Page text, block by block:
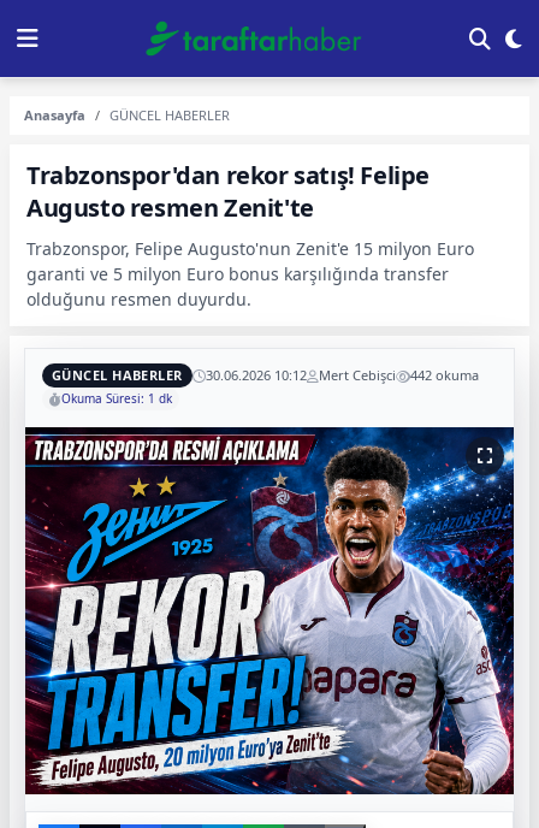
Anasayfa GÜNCEL HABERLER
Trabzonspor'dan rekor satış! Felipe
Augusto resmen Zenit'te
Trabzonspor, Felipe Augusto'nun Zenit'e 15 milyon Euro
garanti ve 5 milyon Euro bonus karşılığında transfer
olduğunu resmen duyurdu.
GÜNCEL HABERLER 30.06.2026 10:12 Mert Cebişci 442 okuma
Okuma Süresi: 1 dk